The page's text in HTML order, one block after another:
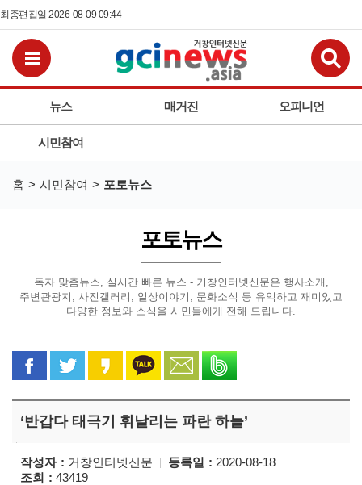
최종편집일 2026-08-09 09:44
뉴스 매거진 오피니언
시민참여
홈 시민참여 포토뉴스
포토뉴스
독자 맞춤뉴스, 실시간 빠른 뉴스 - 거창인터넷신문은 행사소개,
주변관광지, 사진갤러리, 일상이야기, 문화소식 등 유익하고 재미있고
다양한 정보와 소식을 시민들에게 전해 드립니다.
페이스북으로 공유
트위터로 공유카카오 스토리로 공유
카카오톡으로 공유
문자로 공유
‘반갑다 태극기 휘날리는 파란 하늘’
작성자 거창인터넷신문 등록일
2020-08-18
조회
43419